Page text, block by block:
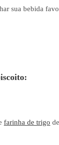
sua bebida
farinha de trigo